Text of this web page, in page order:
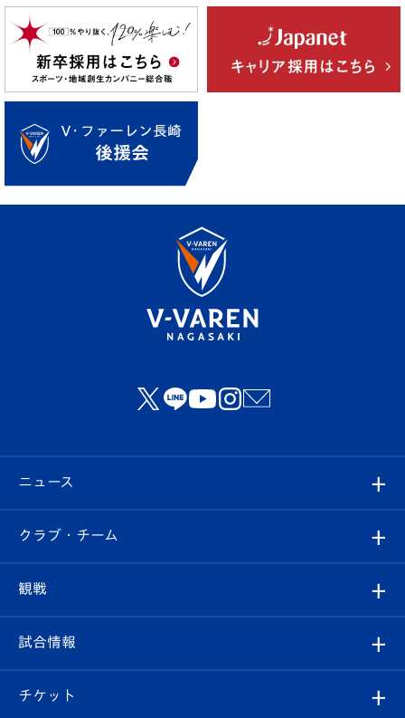
ニュース
すべて
クラブ
試合情報
クラブ・チーム
クラブ概要
観戦
観戦ルール
試合情報
試合日程/結果
チケット